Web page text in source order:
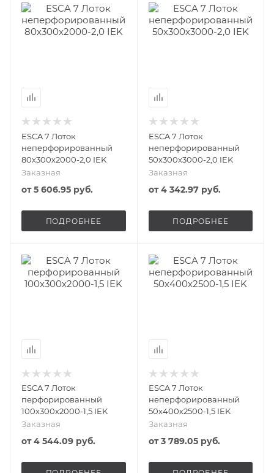
ESCA 7 Лоток
неперфорированный
80х300х2000-2,0 IEK
Заказная
от5 606.95 руб.
ПОДРОБНЕЕ
ESCA 7 Лоток
неперфорированный
50х300х3000-2,0 IEK
Заказная
от4 342.97 руб.
ПОДРОБНЕЕ
ESCA 7 Лоток
перфорированный
100х300х2000-1,5 IEK
Заказная
от4 544.09 руб.
ESCA 7 Лоток
неперфорированный
50х400х2500-1,5 IEK
Заказная
от3 789.05 руб.